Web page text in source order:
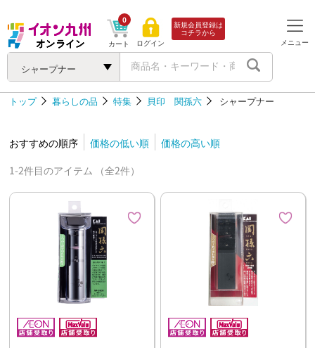
シャープナー
カート
0
ログイン
新規会員登録は
コチラから
メニュー
トップ 暮らしの品 特集 貝印 関孫六 シャープナー
おすすめの順序 価格の低い順
価格の高い順
1-2件目のアイテム （全2件）